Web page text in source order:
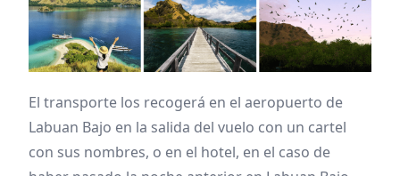
El transporte los recogerá en el aeropuerto de
Labuan Bajo en la salida del vuelo con un cartel
con sus nombres, o en el hotel, en el caso de